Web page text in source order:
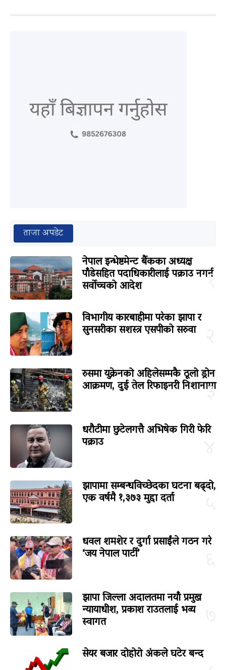
ताजा अपडेट
१
नेपाल इन्भेष्टमेन्ट बैंकका अध्यक्ष
पाँडेसहित पदाधिकारीलाई पक्राउ नगर्न
सर्वोच्चको आदेश
विभागीय कारबाहीमा परेका झापा र
सुनसरीका सशस्त्र एसपीको सरुवा
३
रुसमा युक्रेनको अहिलेसम्मकै ठूलो ड्रोन
आक्रमण, दुई तेल रिफाइनरी निशानामा
धरौटीमा छुटेलगत्तै अभिषेक गिरी फेरि
पक्राउ
झापामा सम्बन्धविच्छेदका घटना बढ्दो,
एक वर्षमै १,३७३ मुद्दा दर्ता
धवल शमशेर र दुर्गा प्रसाईंले गठन गरे
‘जय नेपाल पार्टी’
झापा जिल्ला अदालतमा नयाँ प्रमुख
न्यायाधीश, प्रकाश राउतलाई भव्य
स्वागत
सेयर बजार दोहोरो अंकले घटेर बन्द